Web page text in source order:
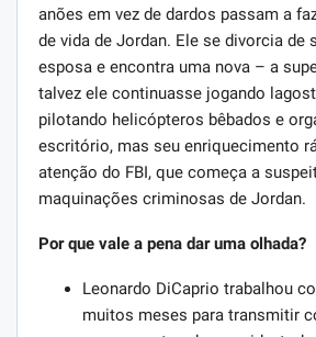
anões em vez de dardos passam a
de vida de Jordan. Ele se divorcia de
esposa e encontra uma nova – a
talvez ele continuasse jogando
pilotando helicópteros bêbados e
escritório, mas seu enriquecimento
atenção do FBI, que começa a
maquinações criminosas de Jordan.
Por que vale a pena dar uma olhada?
Leonardo DiCaprio trabalhou
muitos meses para transmitir